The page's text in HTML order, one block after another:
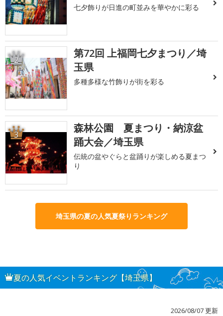
七夕飾りが日進の町並みを華やかに彩る
2
第72回 上福岡七夕まつり／埼
玉県
多種多様な竹飾りが街を彩る
3
森林公園 夏まつり・納涼盆
踊大会／埼玉県
伝統の盆やぐらと盆踊りが楽しめる夏まつ
り
埼玉県の夏の人気夏祭りランキング
夏の人気イベントランキング【埼玉県】
2026/08/07 更新